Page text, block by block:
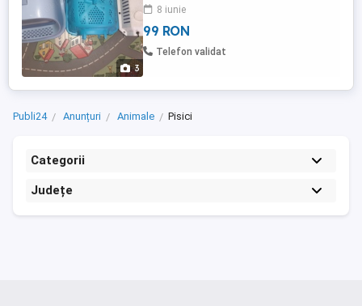
3
8 iunie
99 RON
Telefon validat
Publi24 Anunțuri Animale Pisici
Categorii
Județe